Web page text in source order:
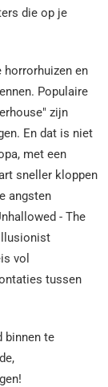
die op je
en
Populaire
zijn
En dat is niet
met een
sneller kloppen
angsten
- The
vol
tussen
binnen te